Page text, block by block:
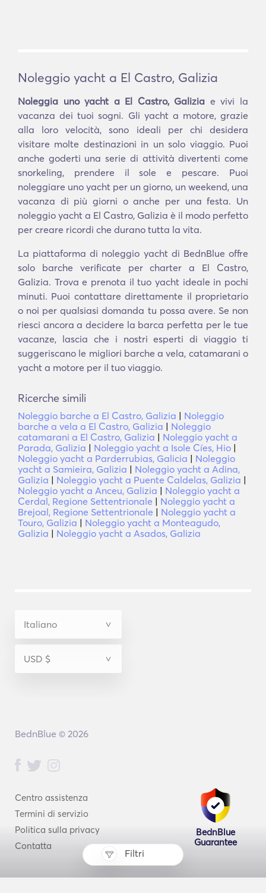
Filtri
Noleggio yacht a El Castro, Galizia
Noleggia uno yacht a El Castro, Galizia e vivi la
vacanza dei tuoi sogni. Gli yacht a motore, grazie
alla loro velocità, sono ideali per chi desidera
visitare molte destinazioni in un solo viaggio. Puoi
anche goderti una serie di attività divertenti come
snorkeling, prendere il sole e pescare. Puoi
noleggiare uno yacht per un giorno, un weekend, una
vacanza di più giorni o anche per una festa. Un
noleggio yacht a El Castro, Galizia è il modo perfetto
per creare ricordi che durano tutta la vita.
La piattaforma di noleggio yacht di BednBlue offre
solo barche verificate per charter a El Castro,
Galizia. Trova e prenota il tuo yacht ideale in pochi
minuti. Puoi contattare direttamente il proprietario
o noi per qualsiasi domanda tu possa avere. Se non
riesci ancora a decidere la barca perfetta per le tue
vacanze, lascia che i nostri esperti di viaggio ti
suggeriscano le migliori barche a vela, catamarani o
yacht a motore per il tuo viaggio.
Ricerche simili
Noleggio barche a El Castro, Galizia | Noleggio
barche a vela a El Castro, Galizia | Noleggio
catamarani a El Castro, Galizia | Noleggio yacht a
Parada, Galizia | Noleggio yacht a Isole Cíes, Hio |
Noleggio yacht a Parderrubias, Galicia | Noleggio
yacht a Samieira, Galizia | Noleggio yacht a Adina,
Galizia | Noleggio yacht a Puente Caldelas, Galizia |
Noleggio yacht a Anceu, Galizia | Noleggio yacht a
Cerdal, Regione Settentrionale | Noleggio yacht a
Brejoal, Regione Settentrionale | Noleggio yacht a
Touro, Galizia | Noleggio yacht a Monteagudo,
Galizia | Noleggio yacht a Asados, Galizia
Centro assistenza
Termini di servizio
Politica sulla privacy
Contatta
BednBlue
Guarantee
BednBlue © 2026